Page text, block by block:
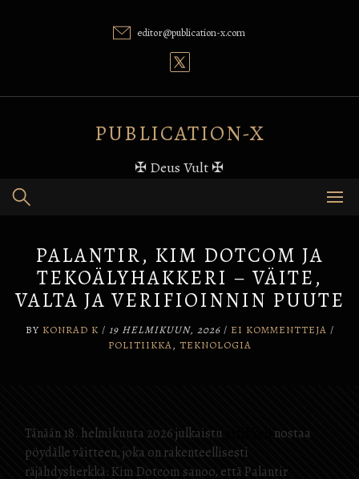
editor@publication-x.com
PUBLICATION-X
✠ Deus Vult ✠
PALANTIR, KIM DOTCOM JA
TEKOÄLYHAKKERI – VÄITE,
VALTA JA VERIFIOINNIN PUUTE
BY KONRAD K / 19 HELMIKUUN, 2026/ EI KOMMENTTEJA /
POLITIIKKA, TEKNOLOGIA
Tänään 18. helmikuuta 2026 julkaistu
nostaa
pöydälle väitteen, joka on rakenteellisesti
räjähdysherkkä: Kim Dotcom sanoo, että Palantir